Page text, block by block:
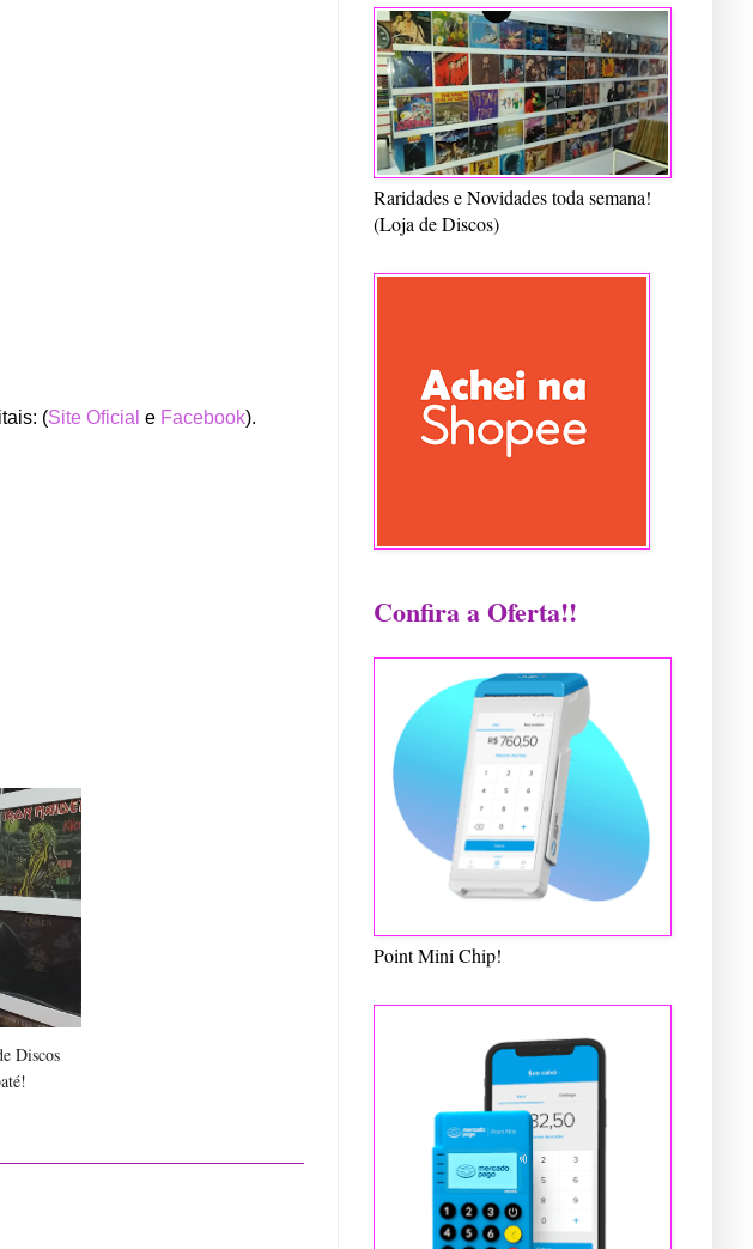
(Site Oficial e Facebook).
Discos
Raridades e Novidades toda semana!
(Loja de Discos)
Confira a Oferta!!
Point Mini Chip!